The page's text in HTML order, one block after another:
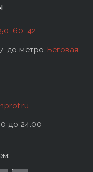
60-42
до метро Беговая -
до 24:00